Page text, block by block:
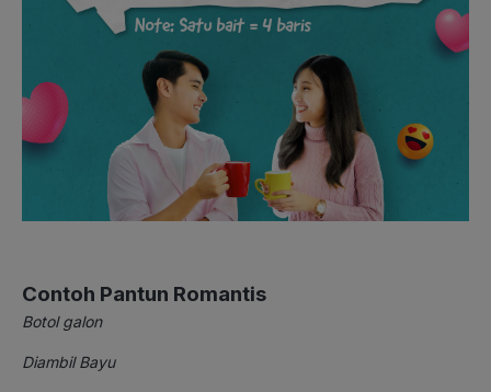
Contoh Pantun Romantis
Botol galon
Diambil Bayu